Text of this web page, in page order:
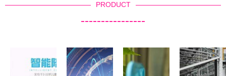
PRODUCT
----------------